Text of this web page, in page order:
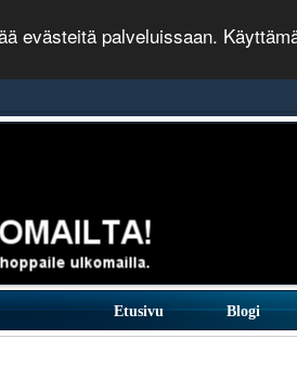
evästeitä palveluissaan.
Etusivu Blogi